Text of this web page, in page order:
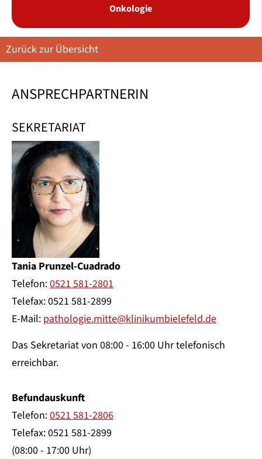
Onkologie
Zurück zur Übersicht
ANSPRECHPARTNERIN
SEKRETARIAT
Tania Prunzel-Cuadrado
Telefon:0521 581-2801
Telefax: 0521 581-2899
E-Mail: pathologie.mitte@klinikumbielefeld.de
Das Sekretariat von 08:00 - 16:00 Uhr telefonisch
erreichbar.
Befundauskunft
Telefon:0521 581-2806
Telefax: 0521 581-2899
(08:00 - 17:00 Uhr)